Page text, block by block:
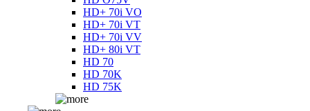
HD+ 70i VO
HD+ 70i VT
HD+ 70i VV
HD+ 80i VT
HD 70
HD 70K
HD 75K